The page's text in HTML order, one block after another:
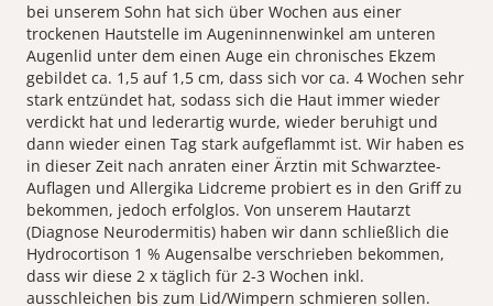
bei unserem Sohn hat sich über Wochen aus einer
trockenen Hautstelle im Augeninnenwinkel am unteren
Augenlid unter dem einen Auge ein chronisches Ekzem
gebildet ca. 1,5 auf 1,5 cm, dass sich vor ca. 4 Wochen sehr
stark entzündet hat, sodass sich die Haut immer wieder
verdickt hat und lederartig wurde, wieder beruhigt und
dann wieder einen Tag stark aufgeflammt ist. Wir haben es
in dieser Zeit nach anraten einer Ärztin mit Schwarztee-
Auflagen und Allergika Lidcreme probiert es in den Griff zu
bekommen, jedoch erfolglos. Von unserem Hautarzt
(Diagnose Neurodermitis) haben wir dann schließlich die
Hydrocortison 1 % Augensalbe verschrieben bekommen,
dass wir diese 2 x täglich für 2-3 Wochen inkl.
ausschleichen bis zum Lid/Wimpern schmieren sollen.